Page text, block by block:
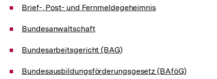
Brief-, Post- und Fernmeldegeheimnis
Bundesanwaltschaft
Bundesarbeitsgericht (BAG)
Bundesausbildungsförderungsgesetz (BAföG)